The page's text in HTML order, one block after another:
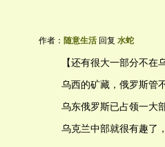
作者： 随意生活 回复 水蛇
【还有很大一部分不在
乌西的矿藏，俄罗斯管
乌东俄罗斯已占领一大
乌克兰中部就很有趣了